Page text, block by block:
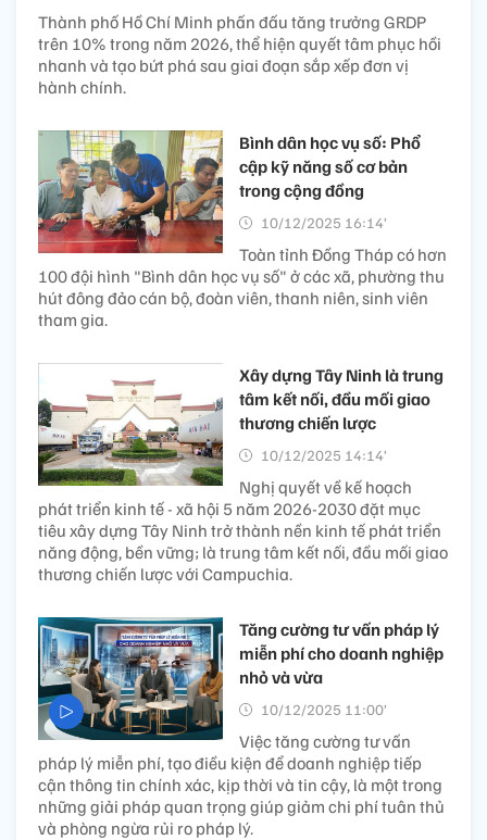
Thành phố Hồ Chí Minh phấn đấu tăng trưởng GRDP
trên 10% trong năm 2026, thể hiện quyết tâm phục hồi
nhanh và tạo bứt phá sau giai đoạn sắp xếp đơn vị
hành chính.
Bình dân học vụ số: Phổ
cập kỹ năng số cơ bản
trong cộng đồng
10/12/2025 16:14’
Toàn tỉnh Đồng Tháp có hơn
100 đội hình "Bình dân học vụ số" ở các xã, phường thu
hút đông đảo cán bộ, đoàn viên, thanh niên, sinh viên
tham gia.
Xây dựng Tây Ninh là trung
tâm kết nối, đầu mối giao
thương chiến lược
10/12/2025 14:14’
Nghị quyết về kế hoạch
phát triển kinh tế - xã hội 5 năm 2026-2030 đặt mục
tiêu xây dựng Tây Ninh trở thành nền kinh tế phát triển
năng động, bền vững; là trung tâm kết nối, đầu mối giao
thương chiến lược với Campuchia.
Tăng cường tư vấn pháp lý
miễn phí cho doanh nghiệp
nhỏ và vừa
10/12/2025 11:00’
Việc tăng cường tư vấn
pháp lý miễn phí, tạo điều kiện để doanh nghiệp tiếp
cận thông tin chính xác, kịp thời và tin cậy, là một trong
những giải pháp quan trọng giúp giảm chi phí tuân thủ
và phòng ngừa rủi ro pháp lý.